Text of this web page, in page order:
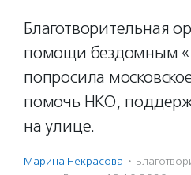
Благотворительная
помощи бездомным
попросила
помочь НКО,
на улице.
Марина Некрасова ·